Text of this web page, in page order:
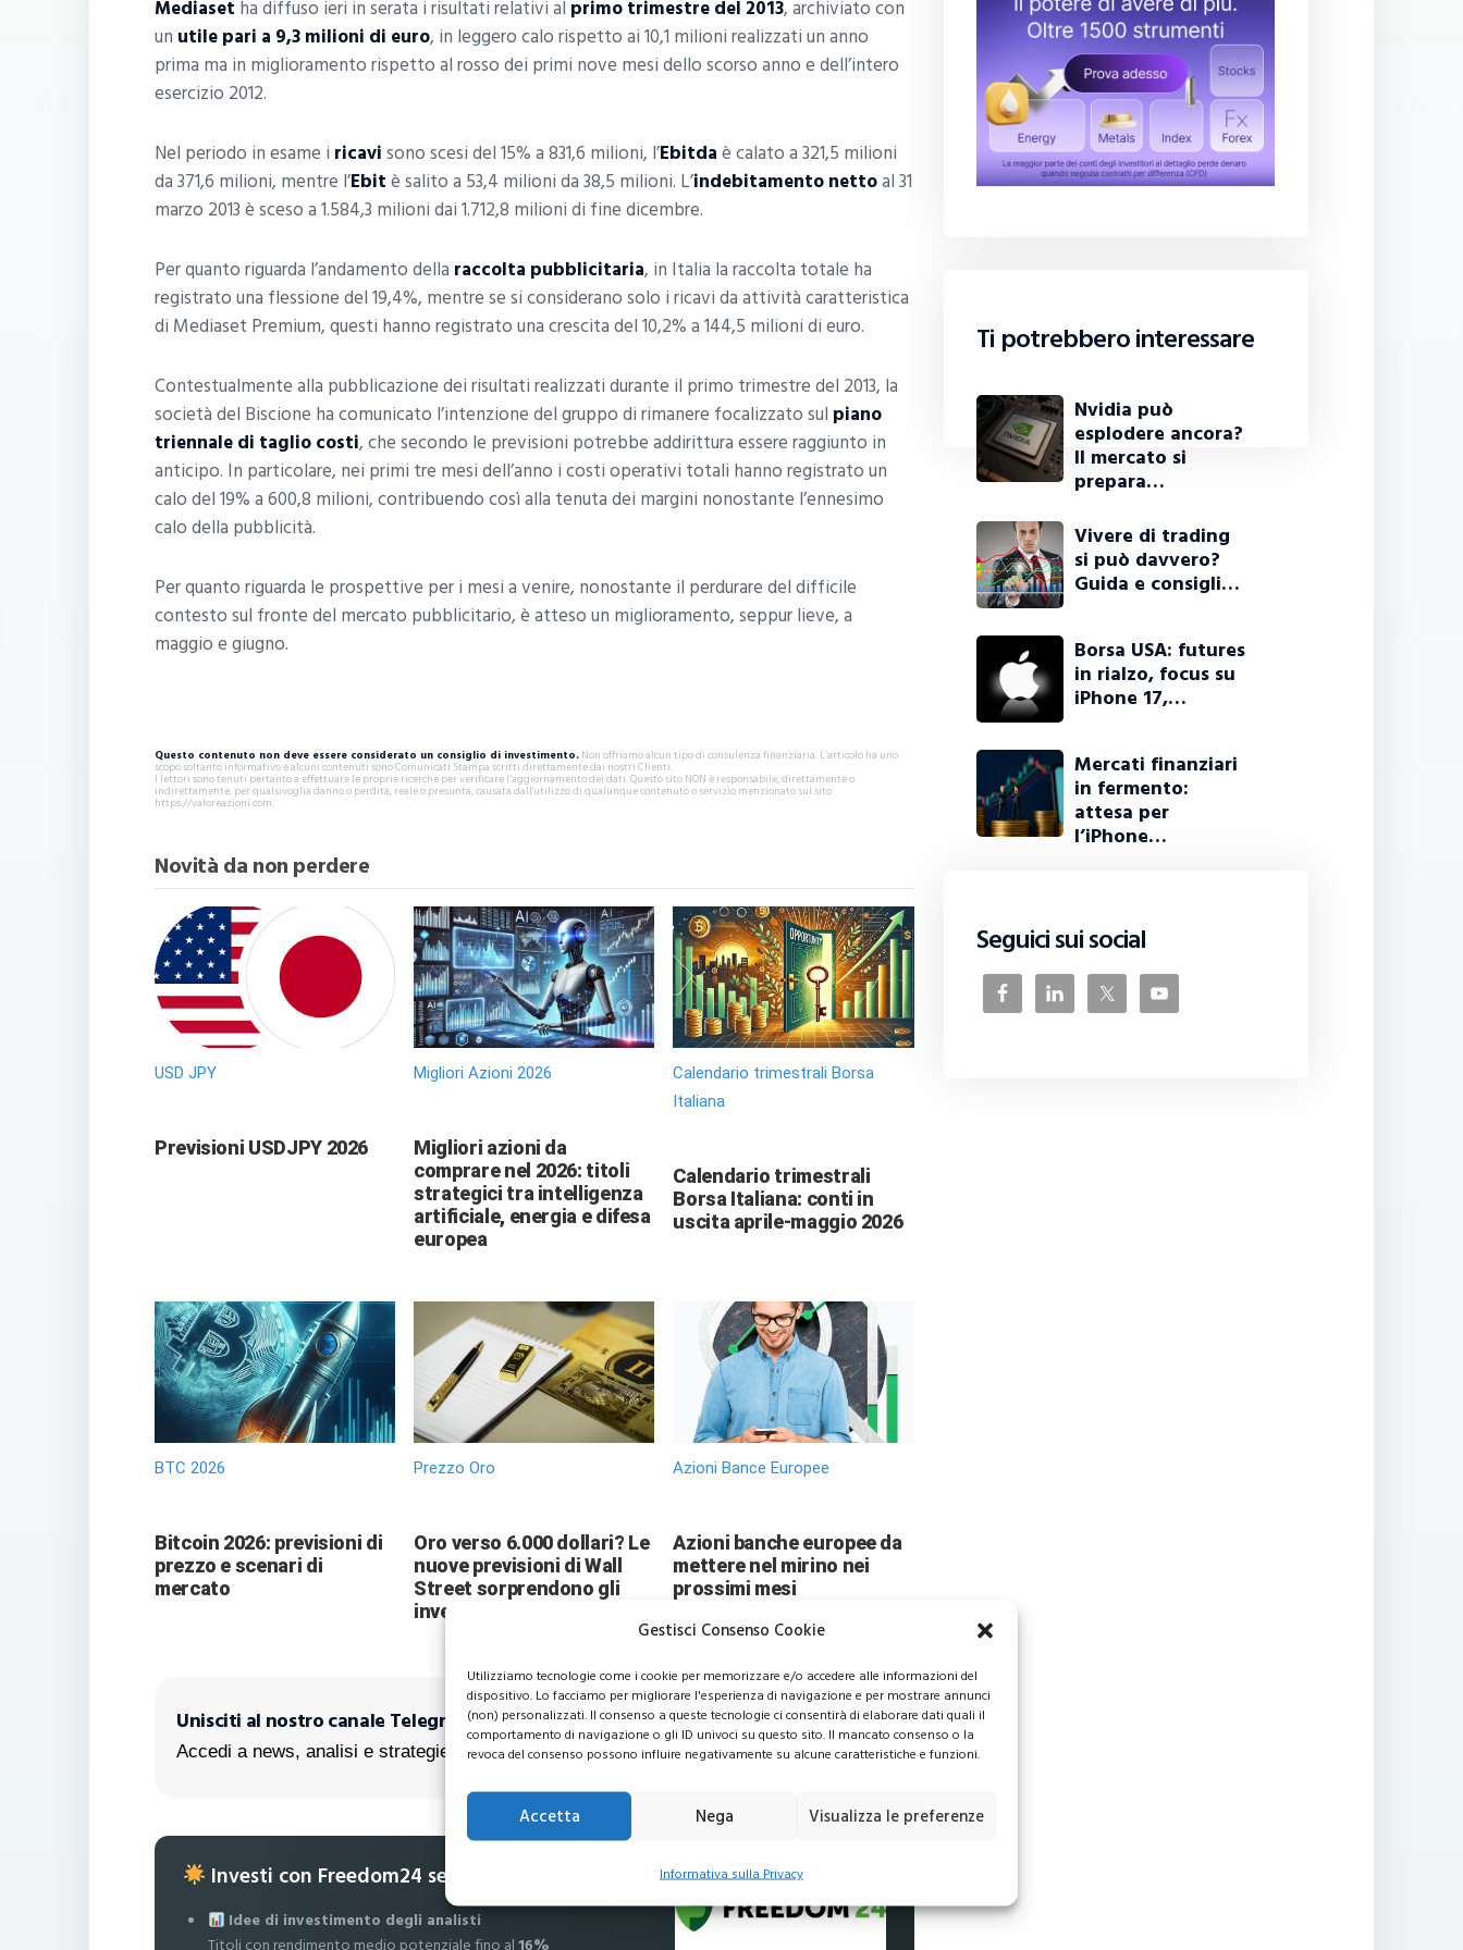
Gestisci Consenso Cookie
Utilizziamo tecnologie come i cookie per memorizzare e/o accedere alle informazioni del
dispositivo. Lo facciamo per migliorare l'esperienza di navigazione e per mostrare annunci
(non) personalizzati. Il consenso a queste tecnologie ci consentirà di elaborare dati quali il
comportamento di navigazione o gli ID univoci su questo sito. Il mancato consenso o la
revoca del consenso possono influire negativamente su alcune caratteristiche e funzioni.
Accetta Nega Visualizza le preferenze
Informativa sulla Privacy
Mediaset ha diffuso ieri in serata i risultati relativi al primo trimestre del 2013, archiviato con
un utile pari a 9,3 milioni di euro, in leggero calo rispetto ai 10,1 milioni realizzati un anno
prima ma in miglioramento rispetto al rosso dei primi nove mesi dello scorso anno e dell’intero
esercizio 2012.
Nel periodo in esame i ricavisono scesi del 15% a 831,6 milioni, l’Ebitdaè calato a 321,5 milioni
da 371,6 milioni, mentre l’Ebitè salito a 53,4 milioni da 38,5 milioni. L’indebitamento nettoal 31
marzo 2013 è sceso a 1.584,3 milioni dai 1.712,8 milioni di fine dicembre.
Per quanto riguarda l’andamento della raccolta pubblicitaria, in Italia la raccolta totale ha
registrato una flessione del 19,4%, mentre se si considerano solo i ricavi da attività caratteristica
di Mediaset Premium, questi hanno registrato una crescita del 10,2% a 144,5 milioni di euro.
Contestualmente alla pubblicazione dei risultati realizzati durante il primo trimestre del 2013, la
società del Biscione ha comunicato l’intenzione del gruppo di rimanere focalizzato sul piano
triennale di taglio costi, che secondo le previsioni potrebbe addirittura essere raggiunto in
anticipo. In particolare, nei primi tre mesi dell’anno i costi operativi totali hanno registrato un
calo del 19% a 600,8 milioni, contribuendo così alla tenuta dei margini nonostante l’ennesimo
calo della pubblicità.
Per quanto riguarda le prospettive per i mesi a venire, nonostante il perdurare del difficile
contesto sul fronte del mercato pubblicitario, è atteso un miglioramento, seppur lieve, a
maggio e giugno.
Questo contenuto non deve essere considerato un consiglio di investimento.Non offriamo alcun tipo di consulenza finanziaria. L’articolo ha uno
scopo soltanto informativo e alcuni contenuti sono Comunicati Stampa scritti direttamente dai nostri Clienti.
I lettori sono tenuti pertanto a effettuare le proprie ricerche per verificare l’aggiornamento dei dati. Questo sito NON è responsabile, direttamente o
indirettamente, per qualsivoglia danno o perdita, reale o presunta, causata dall'utilizzo di qualunque contenuto o servizio menzionato sul sito
https://valoreazioni.com.
Novità da non perdere
USD JPY
Previsioni USDJPY 2026
Migliori Azioni 2026
Migliori azioni da
comprare nel 2026: titoli
strategici tra intelligenza
artificiale, energia e difesa
europea
Calendario trimestrali Borsa
Italiana
Calendario trimestrali
Borsa Italiana: conti in
uscita aprile-maggio 2026
BTC 2026
Bitcoin 2026: previsioni di
prezzo e scenari di
mercato
Prezzo Oro
Oro verso 6.000 dollari? Le
nuove previsioni di Wall
Street sorprendono gli
investitori
Azioni Bance Europee
Azioni banche europee da
mettere nel mirino nei
prossimi mesi
Unisciti al nostro canale Telegram!
Accedi a news, analisi e strategie esclusive per i tuoi investimenti
Investi con Freedom24 senza commissioni
Idee di investimento degli analisti
Ti potrebbero interessare
Nvidia può
esplodere ancora?
Il mercato si
prepara…
Vivere di trading
si può davvero?
Guida e consigli…
Borsa USA: futures
in rialzo, focus su
iPhone 17,…
Mercati finanziari
in fermento:
attesa per
l’iPhone…
Seguici sui social